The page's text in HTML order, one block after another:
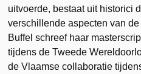
uitvoerde, bestaat uit historici
verschillende aspecten van
Buffel schreef haar
tijdens de Tweede
de Vlaamse collaboratie